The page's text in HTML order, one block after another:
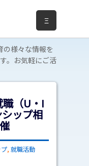
Ξ
の様々な情報を
。お気軽にご活
（U・I
ップ相
, 就職活動